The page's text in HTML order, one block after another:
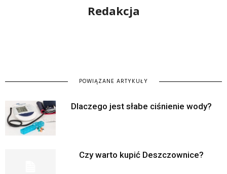
Redakcja
POWIĄZANE ARTYKUŁY
Dlaczego jest słabe ciśnienie wody?
Czy warto kupić Deszczownice?